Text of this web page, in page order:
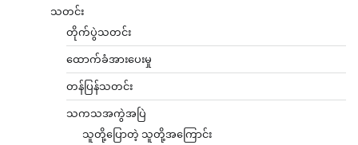
သတင်း
တိုက်ပွဲသတင်း
ထောက်ခံအားပေးမှု
တန်ပြန်သတင်း
သကသအကွဲအပြဲ
သူတို့ပြောတဲ့ သူတို့အကြောင်း